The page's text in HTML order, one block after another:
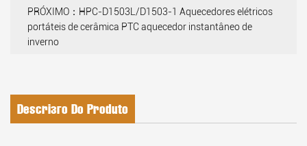
PRÓXIMO：HPC-D1503L/D1503-1 Aquecedores elétricos
portáteis de cerâmica PTC aquecedor instantâneo de
inverno
Descrição Do Produto